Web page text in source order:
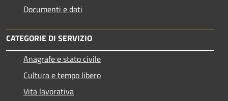
Documenti e dati
CATEGORIE DI SERVIZIO
Anagrafe e stato civile
Cultura e tempo libero
Vita lavorativa